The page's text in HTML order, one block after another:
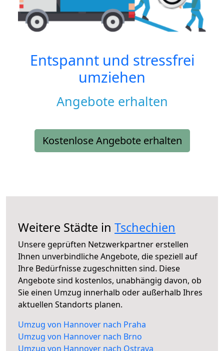
Entspannt und stressfrei
umziehen
Angebote erhalten
Kostenlose Angebote erhalten
Weitere Städte in Tschechien
Unsere geprüften Netzwerkpartner erstellen
Ihnen unverbindliche Angebote, die speziell auf
Ihre Bedürfnisse zugeschnitten sind. Diese
Angebote sind kostenlos, unabhängig davon, ob
Sie einen Umzug innerhalb oder außerhalb Ihres
aktuellen Standorts planen.
Umzug von Hannover nach Praha
Umzug von Hannover nach Brno
Umzug von Hannover nach Ostrava